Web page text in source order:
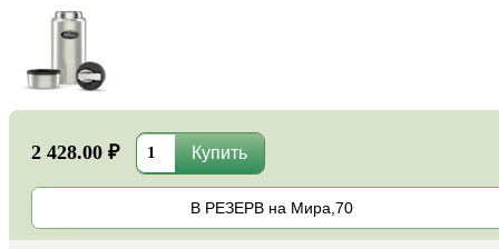
2 428.00 ₽
В РЕЗЕРВ на Мира,70